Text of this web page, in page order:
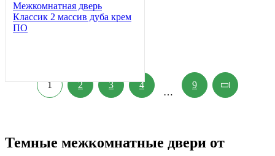
Межкомнатная дверь
Классик 2 массив дуба крем
ПО
1 2 3 4
…
9
Темные межкомнатные двери от